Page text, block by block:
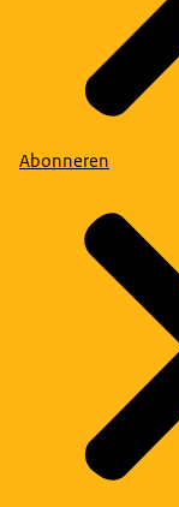
Abonneren